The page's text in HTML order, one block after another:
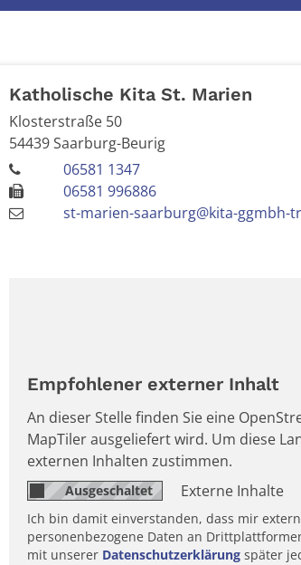
Katholische Kita St. Marien
Klosterstraße 50
54439Saarburg-Beurig
06581 1347
06581 996886
st-marien-saarburg@kita-ggmbh-
Empfohlener externer Inhalt
An dieser Stelle finden Sie eine
MapTiler ausgeliefert wird. Um diese
externen Inhalten zustimmen.
Externe Inhalte
Ich bin damit einverstanden, dass mir
personenbezogene Daten an
mit unserer Datenschutzerklärung später